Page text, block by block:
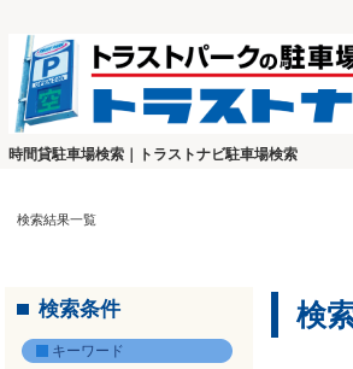
時間貸駐車場検索｜トラストナビ駐車場検索
検索結果一覧
検索条件
キーワード
検